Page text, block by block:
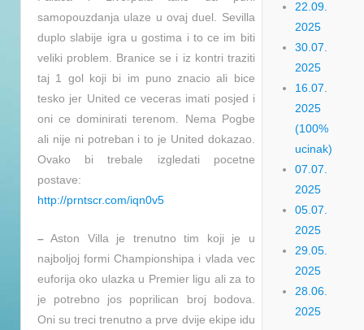
samopouzdanja ulaze u ovaj duel. Sevilla
duplo slabije igra u gostima i to ce im biti
veliki problem. Branice se i iz kontri traziti
taj 1 gol koji bi im puno znacio ali bice
tesko jer United ce veceras imati posjed i
oni ce dominirati terenom. Nema Pogbe
ali nije ni potreban i to je United dokazao.
Ovako bi trebale izgledati pocetne
postave:
http://prntscr.com/iqn0v5
– Aston Villa je trenutno tim koji je u
najboljoj formi Championshipa i vlada vec
euforija oko ulazka u Premier ligu ali za to
je potrebno jos poprilican broj bodova.
Oni su treci trenutno a prve dvije ekipe idu
22.09.
2025
30.07.
2025
16.07.
2025
(100%
ucinak)
07.07.
2025
05.07.
2025
29.05.
2025
28.06.
2025